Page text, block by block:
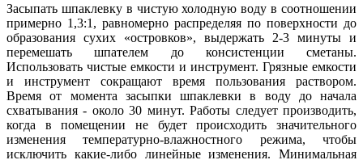
Засыпать шпаклевку в чистую холодную воду в соотношении
примерно 1,3:1, равномерно распределяя по поверхности до
образования сухих «островков», выдержать 2-3 минуты и
перемешать шпателем до консистенции сметаны.
Использовать чистые емкости и инструмент. Грязные емкости
и инструмент сокращают время пользования раствором.
Время от момента засыпки шпаклевки в воду до начала
схватывания - около 30 минут. Работы следует производить,
когда в помещении не будет происходить значительного
изменения температурно-влажностного режима, чтобы
исключить какие-либо линейные изменения. Минимальная